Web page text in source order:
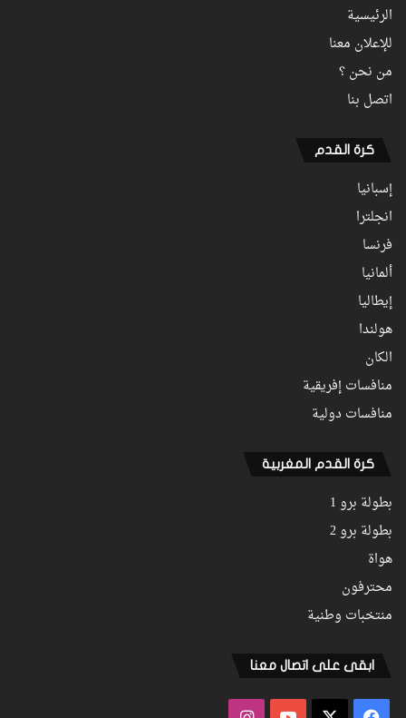
الرئيسية
للإعلان معنا
من نحن ؟
اتصل بنا
كرة القدم
إسبانيا
انجلترا
فرنسا
ألمانيا
إيطاليا
هولندا
الكان
منافسات إفريقية
منافسات دولية
كرة القدم المغربية
بطولة برو 1
بطولة برو 2
هواة
محترفون
منتخبات وطنية
ابقى على اتصال معنا